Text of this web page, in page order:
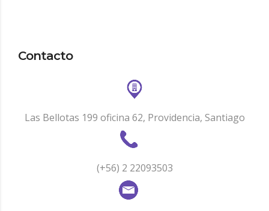
Contacto
Las Bellotas 199 oficina 62, Providencia, Santiago
(+56) 2 22093503